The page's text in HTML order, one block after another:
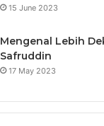
15 June 2023
Mengenal Lebih
Safruddin
17 May 2023